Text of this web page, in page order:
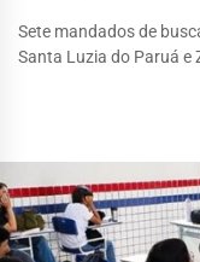
Sete mandados de
Santa Luzia do Paruá e